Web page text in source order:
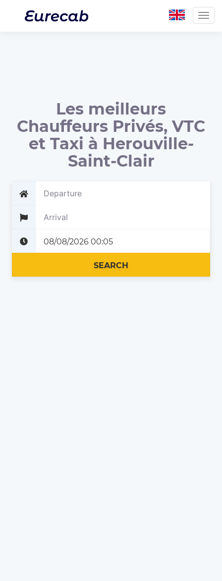
Les meilleurs
Chauffeurs Privés, VTC
et Taxi à Herouville-
Saint-Clair
SEARCH